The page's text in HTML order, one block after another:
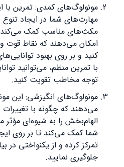
مونولوگ‌های کمدی: تمرین با
مهارت‌های شما در ایجاد تنوع
مکث‌های مناسب کمک می‌کند.
امکان می‌دهند که نقاط
کنید و بر روی بهبود
با تمرین منظم، می‌توانید
توجه مخاطب تقویت کنید.
مونولوگ‌های انگیزشی: این
می‌دهند که چگونه با
الهام‌بخش را به شیوه‌ای مؤثر
شما کمک می‌کند تا بر روی
تمرکز کرده و از یکنواختی در
جلوگیری نمایید.